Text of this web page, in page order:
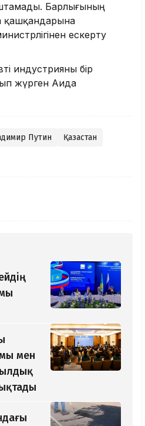
Барлығының
қашқандарына
ескерту
индустрияны бір
жүрген Аида
Путин
Қазақстан
мен